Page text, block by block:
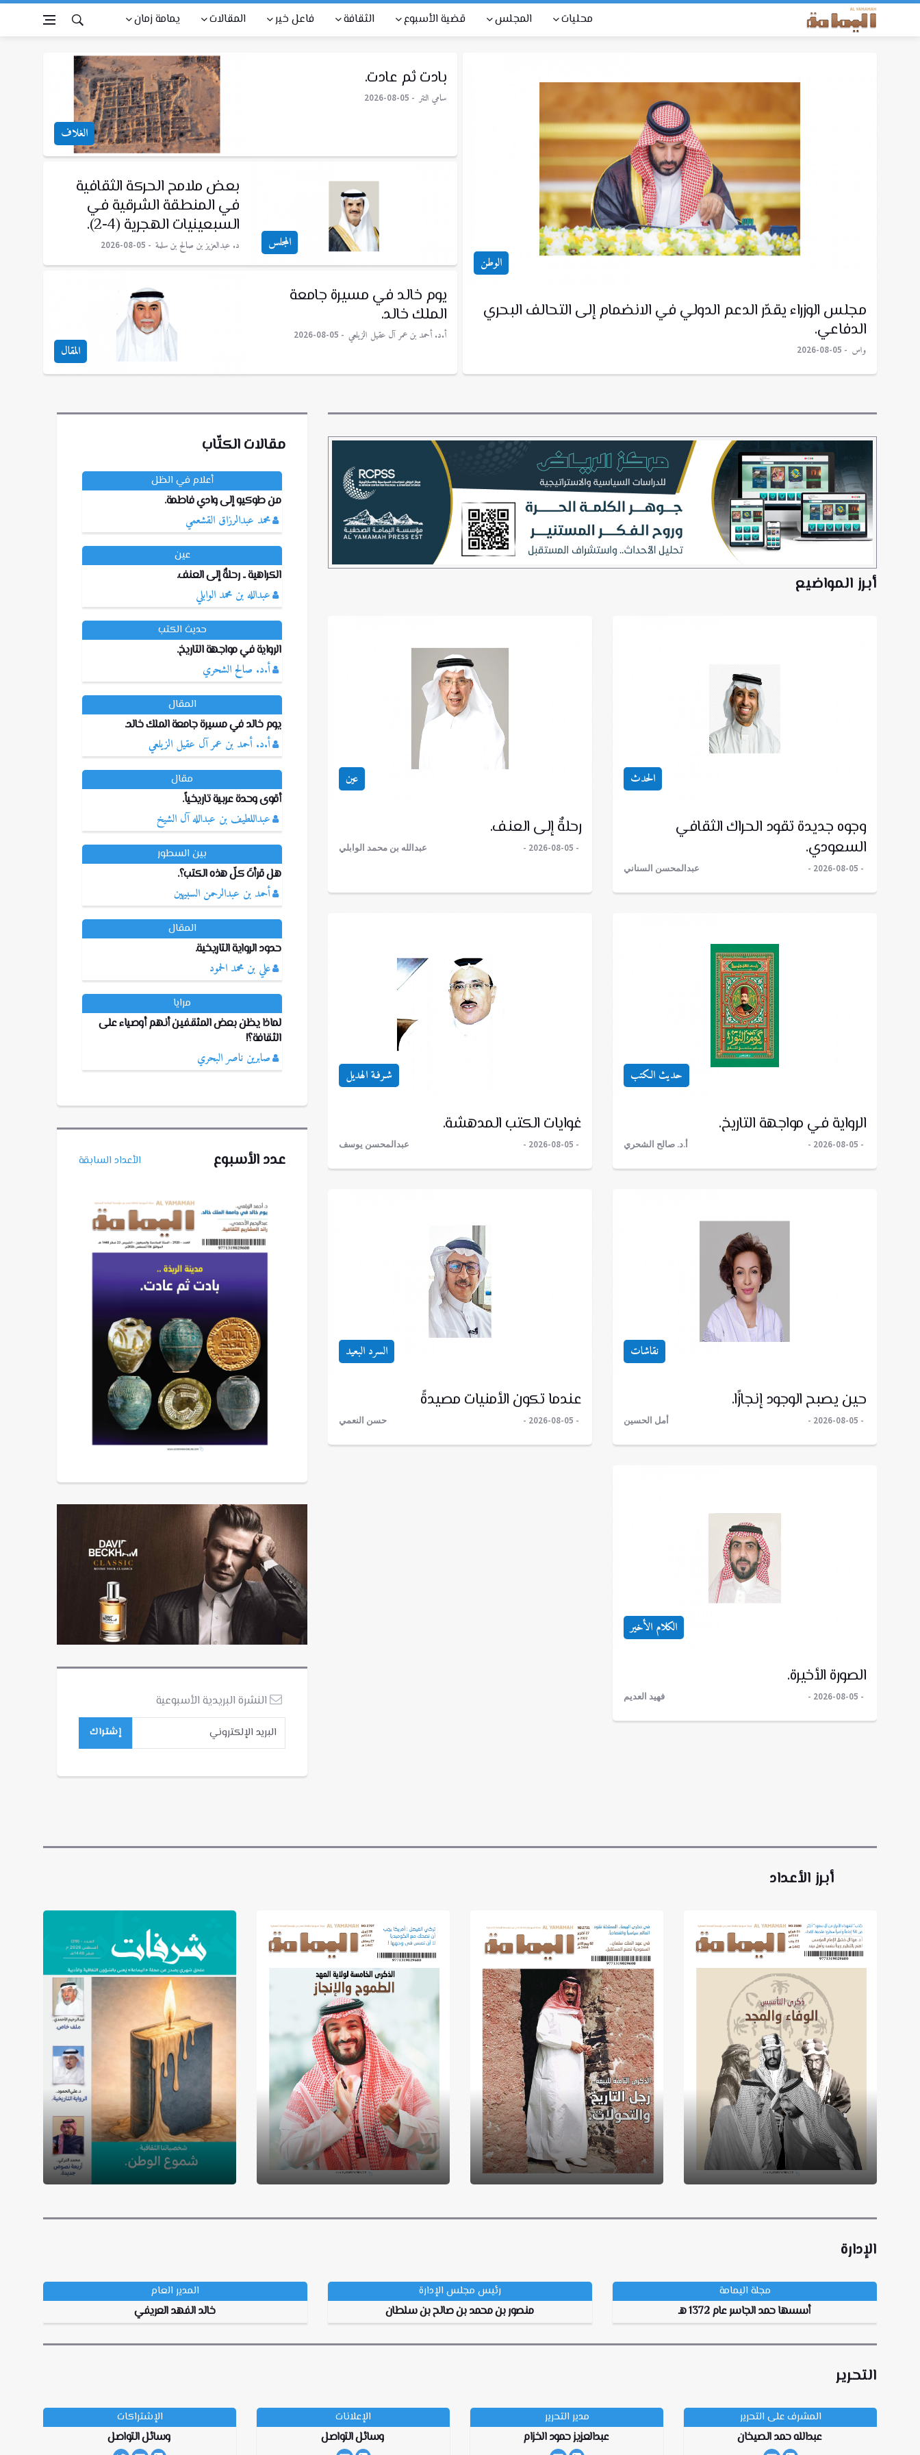
محليات المجلس قضية الأسبوع الثقافة فاعل خير المقالات يمامة زمان
الوطن
مجلس الوزراء يقدّر الدعم الدولي في الانضمام إلى التحالف البحري
الدفاعي.
واس 2026-08-05
الغلاف
بادت ثم عادت.
سامي التتر 2026-08-05
المجلس
بعض ملامح الحركة الثقافية
في المنطقة الشرقية في
السبعينيات الهجرية (4-2).
د. عبدالعزيز بن صالح بن سلمة 2026-08-05
المقال
يوم خالد في مسيرة جامعة
الملك خالد.
أ.د. أحمد بن عمر آل عقيل الزيلعي 2026-08-05
أبرز المواضيع
الحدث
وجوه جديدة تقود الحراك الثقافي
السعودي.
2026-08-05 عبدالمحسن السناني
عين
رحلةٌ إلى العنف.
2026-08-05 عبدالله بن محمد الوابلي
حديث الكتب
الرواية في مواجهة التاريخ.
2026-08-05 أ.د. صالح الشحري
شـرفـة الهديل
غوايات الكتب المدهشة.
2026-08-05 عبدالمحسن يوسف
نقاشات
حين يصبح الوجود إنجازًا.
2026-08-05 أمل الحسين
السرد البعيد
عندما تكون الأمنيات مصيدةً
2026-08-05 حسن النعمي
الكلام الأخير
الصورة الأخيرة.
2026-08-05 فهيد العديم
مقالات الكتّاب
أعلام في الظل
من طوكيو إلى وادي فاطمة.
محمد عبدالرزاق القشعمي
عين
الكراهية .. رحلةٌ إلى العنف.
عبدالله بن محمد الوابلي
حديث الكتب
الرواية في مواجهة التاريخ.
أ.د. صالح الشحري
المقال
يوم خالد في مسيرة جامعة الملك خالد.
أ.د. أحمد بن عمر آل عقيل الزيلعي
مقال
أقوى وحدة عربية تاريخياً.
‏عبداللطيف بن عبدالله آل الشيخ
بين السطور
هل قرأتَ كلّ هذه الكتب؟.
أحمد بن عبدالرحمن السبيهين
المقال
حدود الرواية التاريخية.
علي بن محمد الحمود
مرايا
لماذا يظن بعض المثقفين أنهم أوصياء على
الثقافة؟!
صابرين ناصر البحري
عدد الأسبوع الأعداد السابقة
النشرة البريدية الأسبوعية
أبرز الأعداد
الإدارة
مجلة اليمامة
أسسها حمد الجاسر عام 1372 هـ
رئيس مجلس الإدارة
منصور بن محمد بن صالح بن سلطان
المدير العام
خالد الفهد العريفي
التحرير
المشرف على التحرير
عبدالله حمد الصيخان
مدير‭ ‬التحرير
عبدالعزيز‭ ‬حمود‭ ‬الخزام
الإعلانات
وسائل التواصل
الإشتراكات
وسائل التواصل